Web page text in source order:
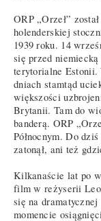
ORP „Orzeł”
holenderskiej
1939 roku. 14
się przed
terytorialne Estonii.
dniach stamtąd
większości
Brytanii. Tam do
banderą. ORP
Północnym. Do
zatonął, ani też
Kilkanaście lat po
film w reżyserii
się na
momencie